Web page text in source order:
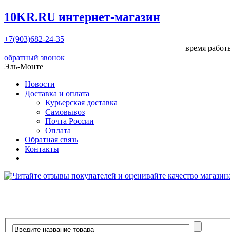
10KR.RU интернет-магазин
+7(903)682-24-35
время
обратный звонок
Эль-Монте
Новости
Доставка и оплата
Курьерская доставка
Самовывоз
Почта России
Оплата
Обратная связь
Контакты